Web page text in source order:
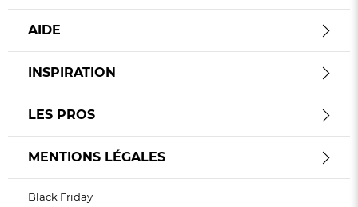
AIDE
INSPIRATION
LES PROS
MENTIONS LÉGALES
Black Friday